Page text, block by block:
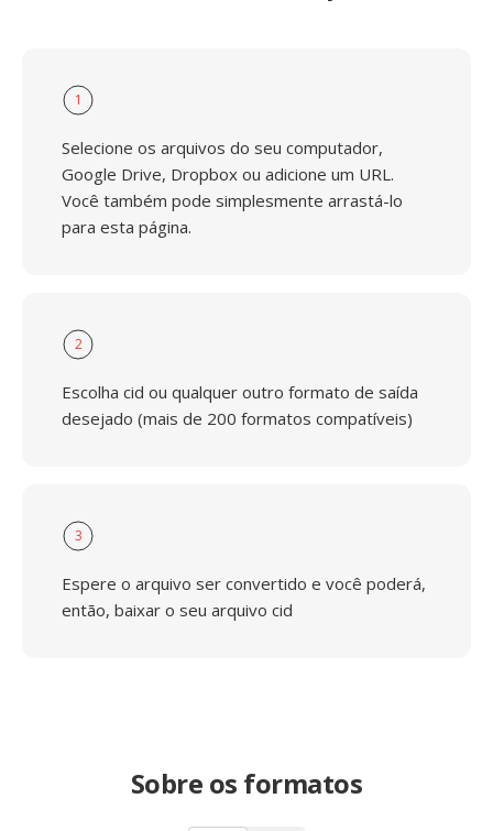
1
Selecione os arquivos do seu computador,
Google Drive, Dropbox ou adicione um URL.
Você também pode simplesmente arrastá-lo
para esta página.
2
Escolha cid ou qualquer outro formato de saída
desejado (mais de 200 formatos compatíveis)
3
Espere o arquivo ser convertido e você poderá,
então, baixar o seu arquivo cid
Sobre os formatos